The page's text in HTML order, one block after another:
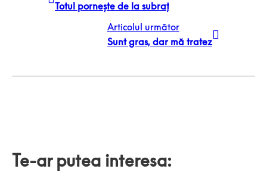
Totul pornește de la subraț
Articolul următor
Sunt gras, dar mă tratez
Te-ar putea interesa: